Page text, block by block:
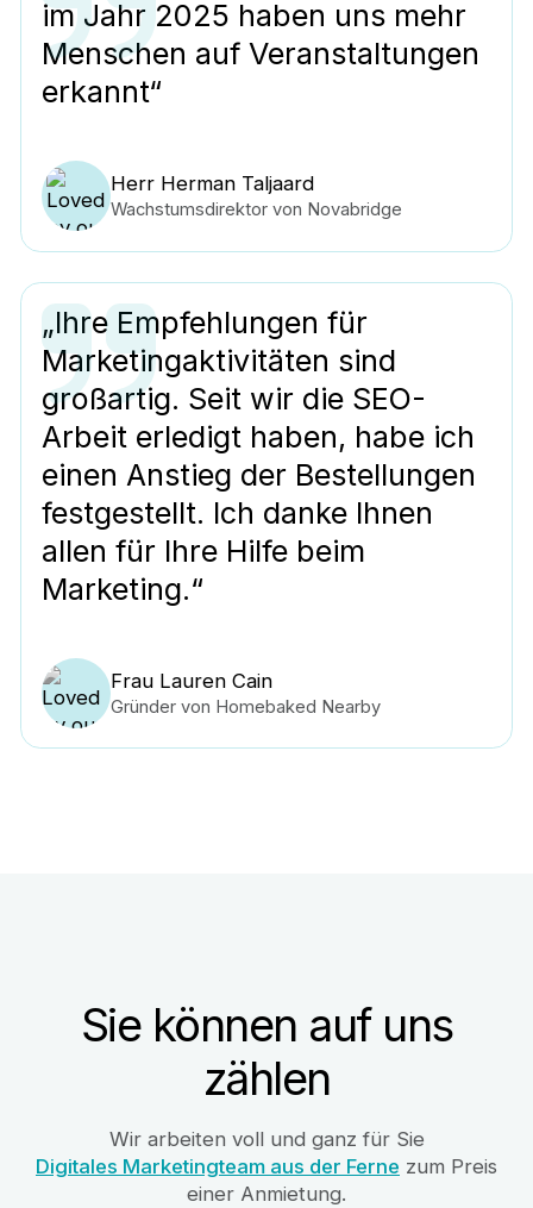
im Jahr 2025 haben uns mehr
Menschen auf Veranstaltungen
erkannt“
Herr Herman Taljaard
Wachstumsdirektor von Novabridge
„Ihre Empfehlungen für
Marketingaktivitäten sind
großartig. Seit wir die SEO-
Arbeit erledigt haben, habe ich
einen Anstieg der Bestellungen
festgestellt. Ich danke Ihnen
allen für Ihre Hilfe beim
Marketing.“
Frau Lauren Cain
Gründer von Homebaked Nearby
Sie können auf uns
zählen
Wir arbeiten voll und ganz für Sie
Digitales Marketingteam aus der Ferne zum Preis
einer Anmietung.